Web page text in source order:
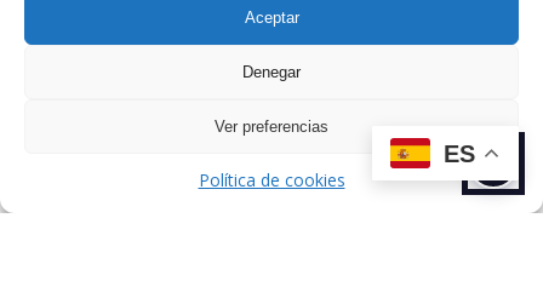
Aceptar
Denegar
Ver preferencias
Política de cookies
ES